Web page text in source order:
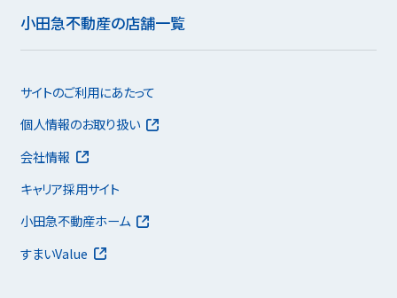
小田急不動産の店舗一覧
サイトのご利用にあたって
個人情報のお取り扱い
会社情報
キャリア採用サイト
小田急不動産ホーム
すまいValue